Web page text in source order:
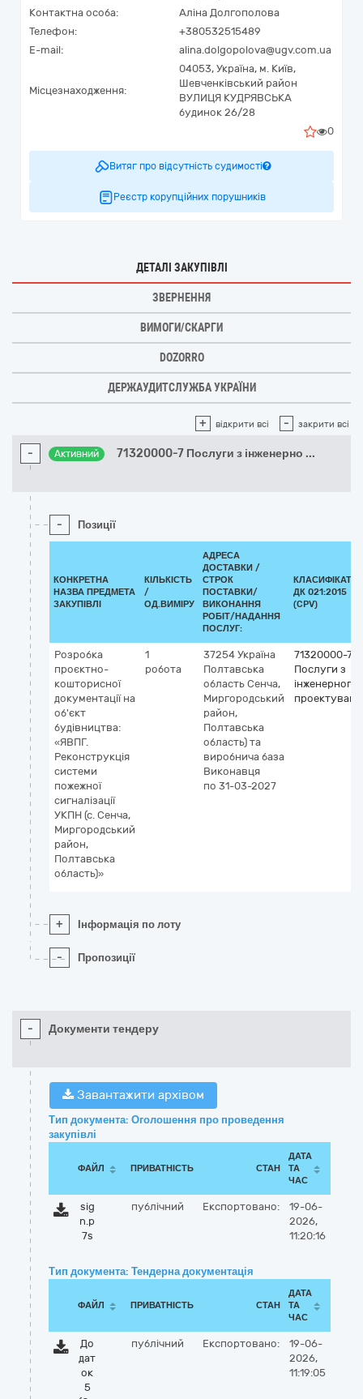
Контактна особа:
Аліна Долгополова
Телефон:
+380532515489
E-mail:
alina.dolgopolova@ugv.com.ua
Місцезнаходження:
04053, Україна, м. Київ,
Шевченківський район
ВУЛИЦЯ КУДРЯВСЬКА
будинок 26/28
0
Витяг про відсутність судимості
Реєстр корупційних порушників
ДЕТАЛІ ЗАКУПІВЛІ
ЗВЕРНЕННЯ
ВИМОГИ/СКАРГИ
DOZORRO
ДЕРЖАУДИТСЛУЖБА УКРАЇНИ
+ відкрити всі - закрити всі
- Активний 71320000-7 Послуги з інженерно ...
- Позиції
КОНКРЕТНА
НАЗВА ПРЕДМЕТА
ЗАКУПІВЛІ
КІЛЬКІСТЬ
/
ОД.ВИМІРУ
АДРЕСА
ДОСТАВКИ /
СТРОК
ПОСТАВКИ/
ВИКОНАННЯ
РОБІТ/НАДАННЯ
ПОСЛУГ:
ДК 021:2015
(CPV)
Розробка
проєктно-
кошторисної
документації на
об'єкт
будівництва:
«ЯВПГ.
Реконструкція
системи
пожежної
сигналізації
УКПН (с. Сенча,
Миргородський
район,
Полтавська
область)»
1
робота
37254 Україна
Полтавська
область Сенча,
Миргородський
район,
Полтавська
область) та
виробнича база
Виконавця
по 31-03-2027
71320000-7
Послуги з
інженерного
+ Інформація по лоту
- Пропозиції
- Документи тендеру
Завантажити архівом
Тип документа: Оголошення про проведення
закупівлі
ФАЙЛ ПРИВАТНІСТЬ СТАН
ДАТА
ТА
ЧАС
sig
n.p
7s
публічний Експортовано:
19-06-
2026,
11:20:16
Тип документа: Тендерна документація
ФАЙЛ ПРИВАТНІСТЬ СТАН
ДАТА
ТА
ЧАС
До
дат
ок
5
публічний Експортовано:
19-06-
2026,
11:19:05